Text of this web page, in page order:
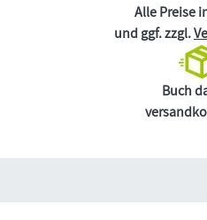
Alle Preise
und ggf. zzgl.
Buch